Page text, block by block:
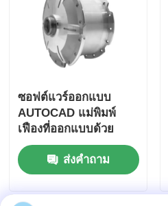
ซอฟต์แวร์ออกแบบ
AUTOCAD แม่พิมพ์
เฟืองที่ออกแบบด้วย
ระบบ Runner เย็นแบบ
หลายโพรง เพิ่ม
ประสิทธิภาพการผลิต
เฟือง
ส่งคำถาม